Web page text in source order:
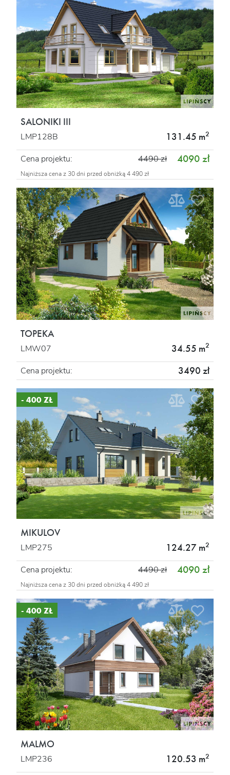
SALONIKI III
LMP128B 131.45 m2
Cena projektu: 4090 zł
4490 zł
Najniższa cena z 30 dni przed obniżką 4 490 zł
TOPEKA
LMW07 34.55 m2
Cena projektu: 3490 zł
- 400 ZŁ
MIKULOV
LMP275 124.27 m2
Cena projektu: 4090 zł
4490 zł
Najniższa cena z 30 dni przed obniżką 4 490 zł
- 400 ZŁ
MALMO
LMP236 120.53 m2